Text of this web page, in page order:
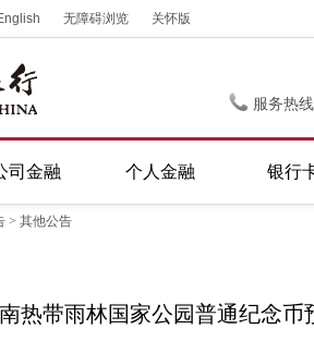
无障碍浏览 关怀版
服务热
司金融 个人金融 银行
> 其他公告
热带雨林国家公园普通纪念币